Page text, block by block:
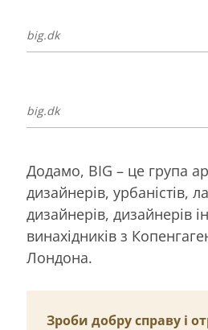
big.dk
big.dk
Додамо, BIG – це група
дизайнерів, урбаністів,
дизайнерів, дизайнерів
винахідників з
Лондона.
Зроби добру справу і